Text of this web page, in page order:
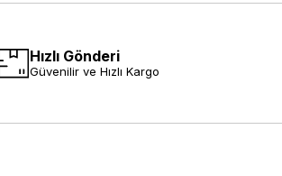
Hızlı Gönderi
Güvenilir ve Hızlı Kargo